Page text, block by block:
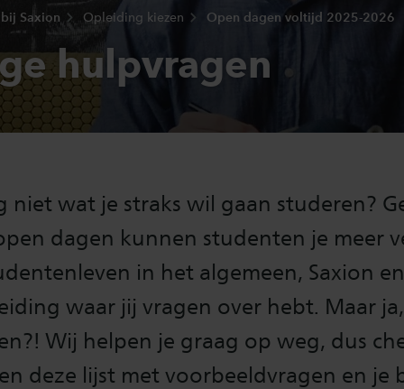
Saxion Opleiding kiezen Open dagen voltijd 2025-2026
hulpvragen
niet wat je straks wil gaan studeren?
dagen kunnen studenten je meer
in het algemeen, Saxion
waar jij vragen over hebt. Maar
Wij helpen je graag op weg, dus
deze lijst met voorbeeldvragen en je